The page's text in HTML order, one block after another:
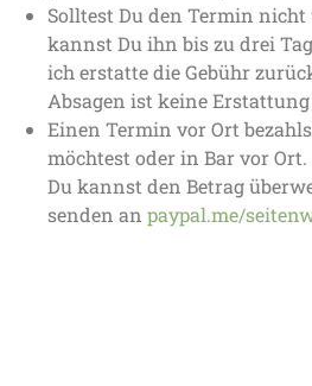
Solltest Du den Termin
kannst Du ihn bis zu drei
ich erstatte die Gebühr
Absagen ist keine
Einen Termin vor Ort
möchtest oder in Bar vor Ort.
Du kannst den Betrag
senden an paypal.me/